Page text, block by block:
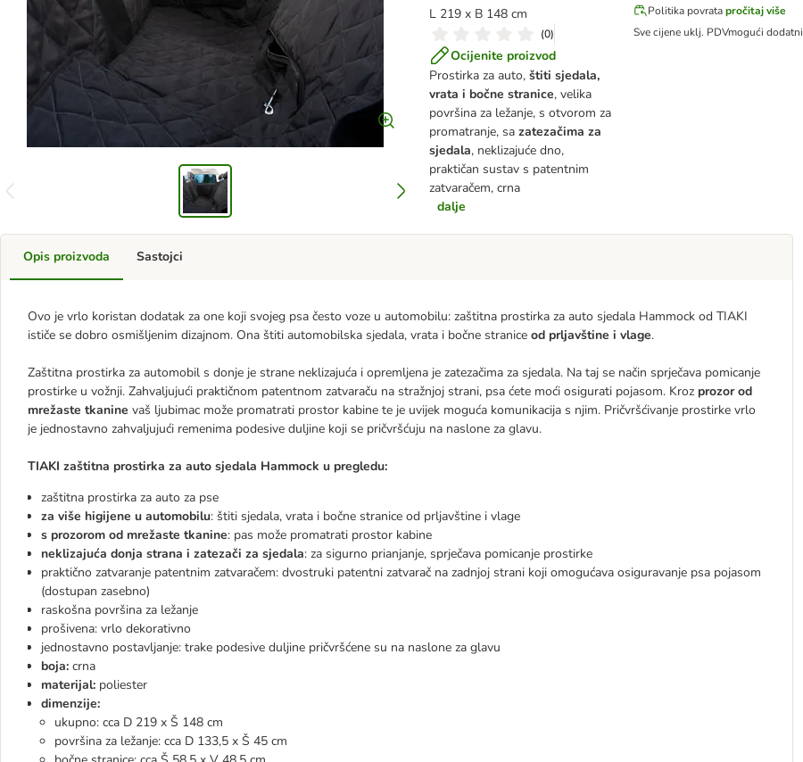
L 219 x B 148 cm
(0)
Ocijenite proizvod
Prostirka za auto, štiti sjedala,
vrata i bočne stranice, velika
površina za ležanje, s otvorom za
promatranje, sa zatezačima za
sjedala, neklizajuće dno,
praktičan sustav s patentnim
zatvaračem, crna
dalje
Politika povrata pročitaj više
Sve cijene uklj. PDVmogući dodatni
Opis proizvoda
Ovo je vrlo koristan dodatak za one koji svojeg psa često voze u automobilu: zaštitna prostirka za auto sjedala Hammock od TIAKI
ističe se dobro osmišljenim dizajnom. Ona štiti automobilska sjedala, vrata i bočne stranice od prljavštine i vlage.
Zaštitna prostirka za automobil s donje je strane neklizajuća i opremljena je zatezačima za sjedala. Na taj se način sprječava pomicanje
prostirke u vožnji. Zahvaljujući praktičnom patentnom zatvaraču na stražnjoj strani, psa ćete moći osigurati pojasom. Kroz prozor od
mrežaste tkanine vaš ljubimac može promatrati prostor kabine te je uvijek moguća komunikacija s njim. Pričvršćivanje prostirke vrlo
je jednostavno zahvaljujući remenima podesive duljine koji se pričvršćuju na naslone za glavu.
TIAKI zaštitna prostirka za auto sjedala Hammock u pregledu:
zaštitna prostirka za auto za pse
za više higijene u automobilu: štiti sjedala, vrata i bočne stranice od prljavštine i vlage
s prozorom od mrežaste tkanine: pas može promatrati prostor kabine
neklizajuća donja strana i zatezači za sjedala: za sigurno prianjanje, sprječava pomicanje prostirke
praktično zatvaranje patentnim zatvaračem: dvostruki patentni zatvarač na zadnjoj strani koji omogućava osiguravanje psa pojasom
(dostupan zasebno)
raskošna površina za ležanje
prošivena: vrlo dekorativno
jednostavno postavljanje: trake podesive duljine pričvršćene su na naslone za glavu
boja: crna
materijal: poliester
dimenzije:
ukupno: cca D 219 x Š 148 cm
površina za ležanje: cca D 133,5 x Š 45 cm
Sastojci